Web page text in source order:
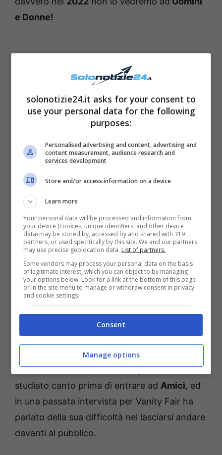
e Donne!
Deddy, per lui Amici è stata
la grande occasione
Di certo il cantante ha ottenuto il grande
successo che meritava,Deddynon ha mai
studiato canto prima di entrare ad Amici, ed
in una passata intervista per Vanity Fair ha
parlato della sua difficoltà nel lasciarsi andare
davanti al pubblico.
solonotizie24.it asks for your consent to
use your personal data for the following
purposes:
Personalised advertising and content, advertising and
content measurement, audience research and
services development
Store and/or access information on a device
Learn more
Your personal data will be processed and information from
your device (cookies, unique identifiers, and other device
data) may be stored by, accessed by and shared with 319
partners, or used specifically by this site. We and our partners
may use precise geolocation data. List of partners.
Some vendors may process your personal data on the basis
of legitimate interest, which you can object to by managing
your options below. Look for a link at the bottom of this page
or in the site menu to manage or withdraw consent in privacy
and cookie settings.
Consent
Manage options